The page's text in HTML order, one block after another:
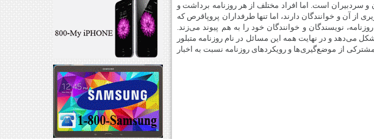
سردبیران است. اما افراد مختلف از هر روزنامه برداشت و
آن و خوانندگان دارند، اما تنها طرفداران پروپاقرص که
نویسندگان و خوانندگان خود را به هم پیوند می‌زند.
می‌دهد و در نهایت همه این مسائل در نام روزنامه متبلور
از موضع‌گیری‌ها و رویکردهای روزنامه نسبت به اخبار